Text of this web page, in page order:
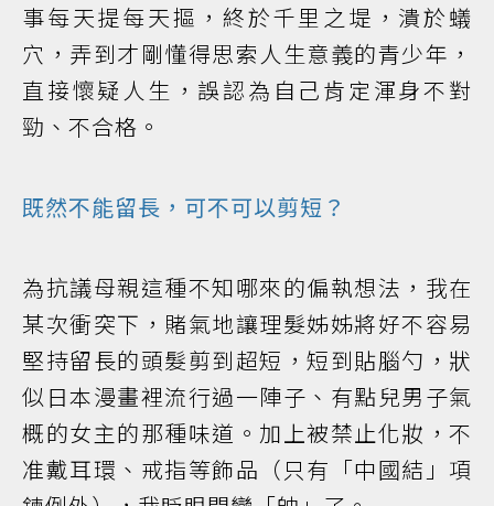
事每天提每天摳，終於千里之堤，潰於蟻
穴，弄到才剛懂得思索人生意義的青少年，
直接懷疑人生，誤認為自己肯定渾身不對
勁、不合格。
既然不能留長，可不可以剪短？
為抗議母親這種不知哪來的偏執想法，我在
某次衝突下，賭氣地讓理髮姊姊將好不容易
堅持留長的頭髮剪到超短，短到貼腦勺，狀
似日本漫畫裡流行過一陣子、有點兒男子氣
概的女主的那種味道。加上被禁止化妝，不
准戴耳環、戒指等飾品（只有「中國結」項